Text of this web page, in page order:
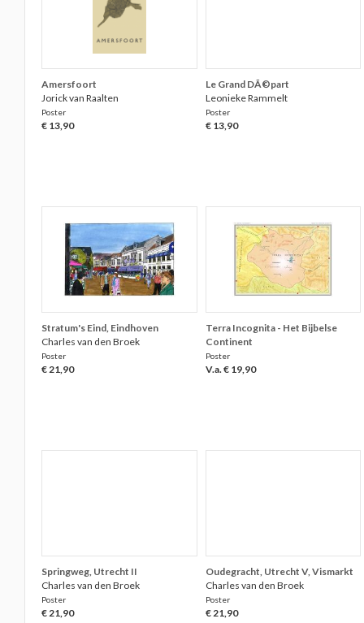
Amersfoort
Jorick van Raalten
Poster
€ 13,90
Le Grand DÃ©part
Leonieke Rammelt
Poster
€ 13,90
Stratum's Eind, Eindhoven
Charles van den Broek
Poster
€ 21,90
Terra Incognita - Het Bijbelse
Continent
Poster
V.a. € 19,90
Springweg, Utrecht II
Charles van den Broek
Poster
€ 21,90
Oudegracht, Utrecht V, Vismarkt
Charles van den Broek
Poster
€ 21,90